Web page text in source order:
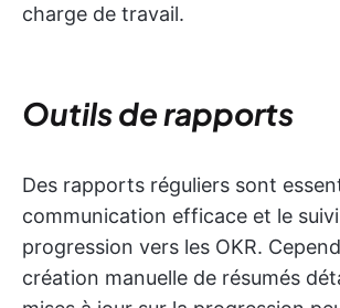
charge de travail.
Outils de rapports
Des rapports réguliers sont
communication efficace et le
progression vers les OKR.
création manuelle de résumés